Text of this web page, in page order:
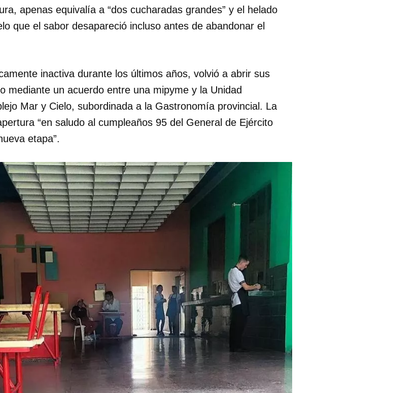
apenas equivalía a “dos cucharadas grandes” y el helado
que el sabor desapareció incluso antes de abandonar el
inactiva durante los últimos años, volvió a abrir sus
mediante un acuerdo entre una mipyme y la Unidad
Mar y Cielo, subordinada a la Gastronomía provincial. La
“en saludo al cumpleaños 95 del General de Ejército
etapa”.